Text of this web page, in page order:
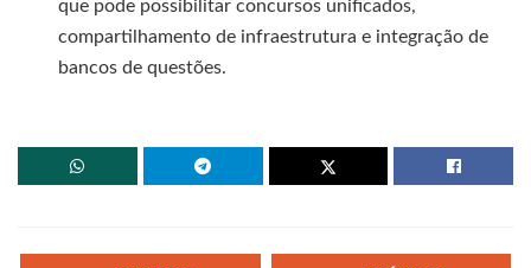
que pode possibilitar concursos unificados,
compartilhamento de infraestrutura e integração de
bancos de questões.